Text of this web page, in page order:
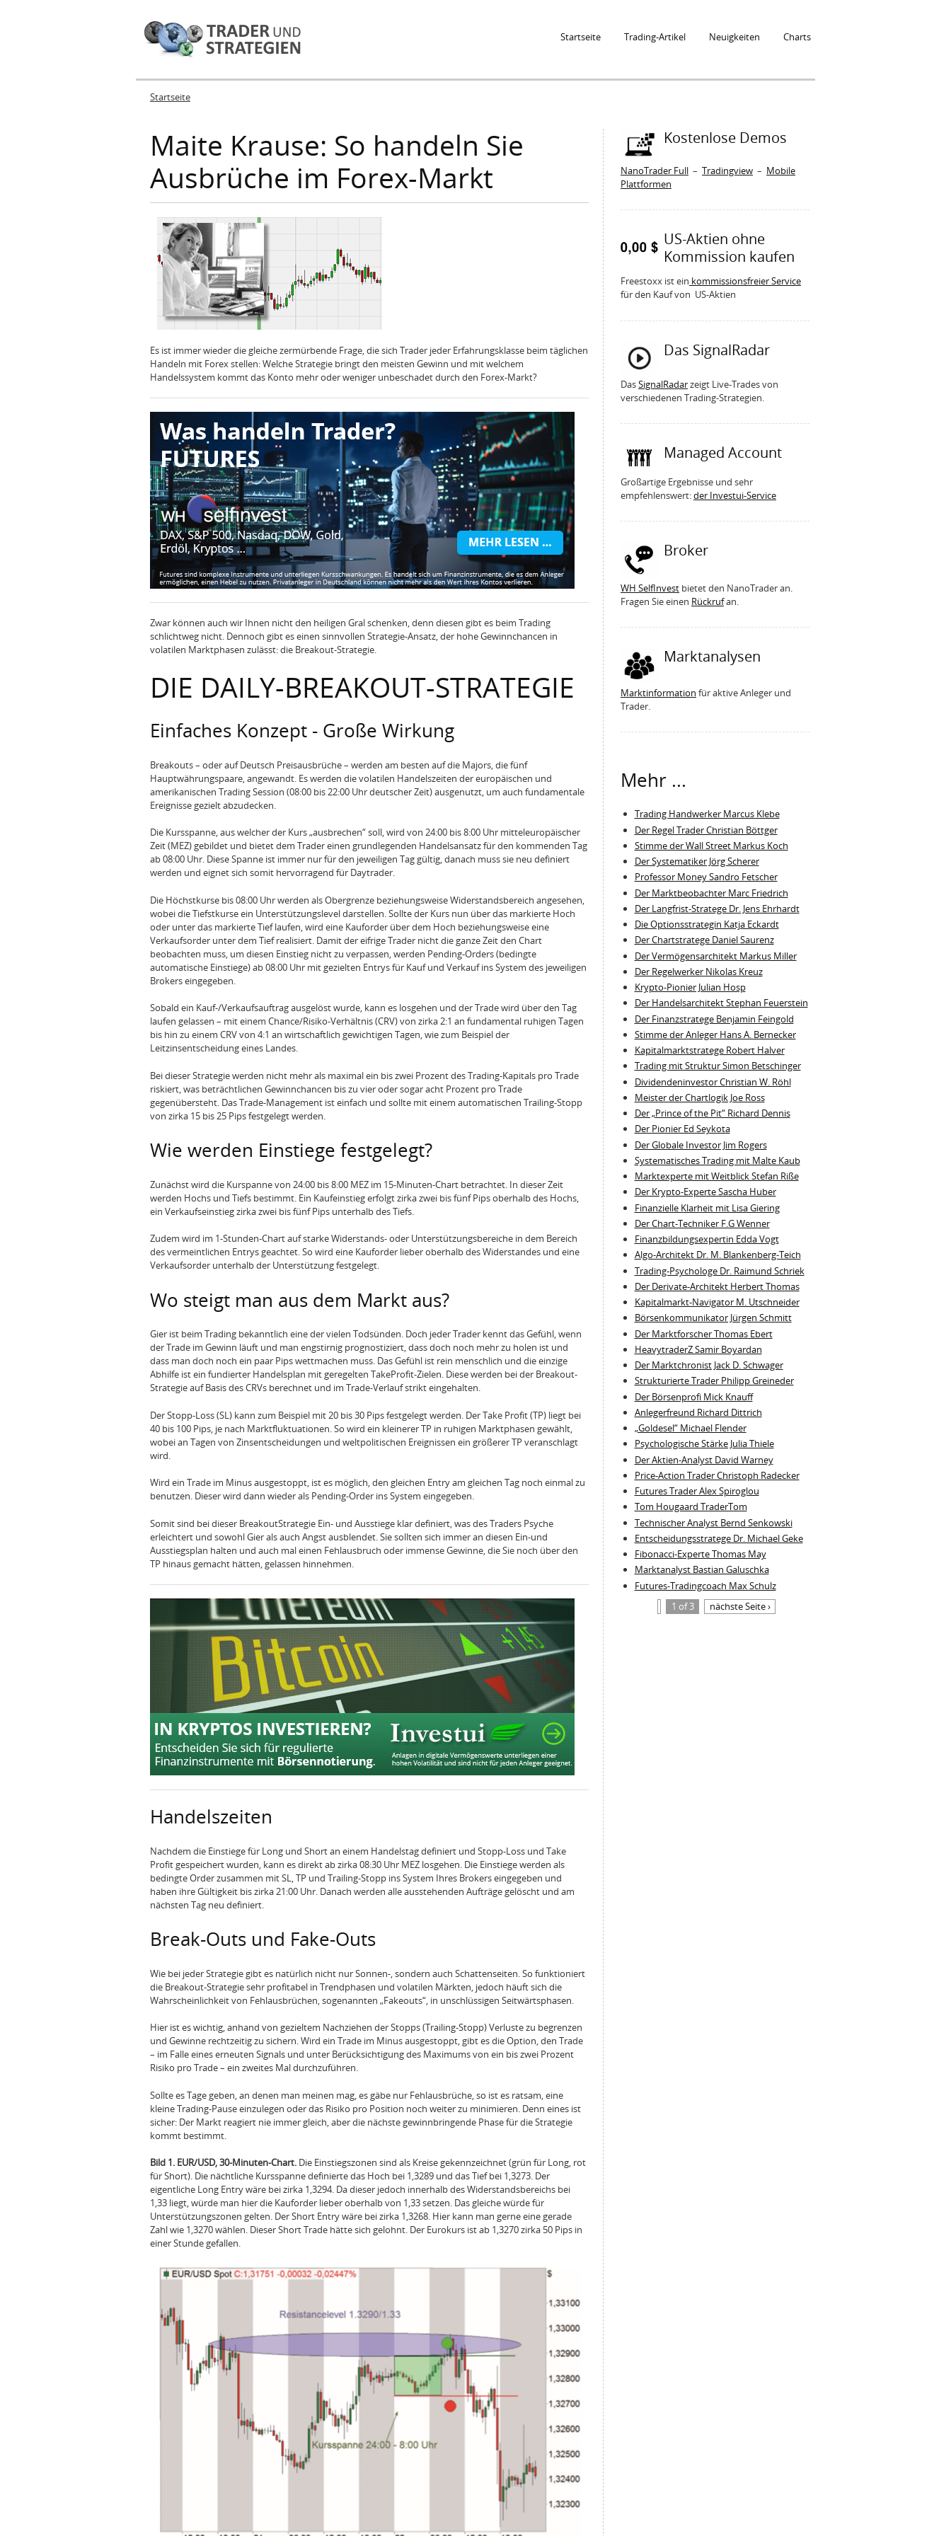
Startseite Trading-Artikel Neuigkeiten Charts
Sie sind hier
Startseite
Maite Krause: So handeln Sie
Ausbrüche im Forex-Markt
Es ist immer wieder die gleiche zermürbende Frage, die sich Trader jeder Erfahrungsklasse beim täglichen
Handeln mit Forex stellen: Welche Strategie bringt den meisten Gewinn und mit welchem
Handelssystem kommt das Konto mehr oder weniger unbeschadet durch den Forex-Markt?
Zwar können auch wir Ihnen nicht den heiligen Gral schenken, denn diesen gibt es beim Trading
schlichtweg nicht. Dennoch gibt es einen sinnvollen Strategie-Ansatz, der hohe Gewinnchancen in
volatilen Marktphasen zulässt: die Breakout-Strategie.
DIE DAILY-BREAKOUT-STRATEGIE
Einfaches Konzept - Große Wirkung
Breakouts – oder auf Deutsch Preisausbrüche – werden am besten auf die Majors, die fünf
Hauptwährungspaare, angewandt. Es werden die volatilen Handelszeiten der europäischen und
amerikanischen Trading Session (08:00 bis 22:00 Uhr deutscher Zeit) ausgenutzt, um auch fundamentale
Ereignisse gezielt abzudecken.
Die Kursspanne, aus welcher der Kurs „ausbrechen“ soll, wird von 24:00 bis 8:00 Uhr mitteleuropäischer
Zeit (MEZ) gebildet und bietet dem Trader einen grundlegenden Handelsansatz für den kommenden Tag
ab 08:00 Uhr. Diese Spanne ist immer nur für den jeweiligen Tag gültig, danach muss sie neu definiert
werden und eignet sich somit hervorragend für Daytrader.
Die Höchstkurse bis 08:00 Uhr werden als Obergrenze beziehungsweise Widerstandsbereich angesehen,
wobei die Tiefstkurse ein Unterstützungslevel darstellen. Sollte der Kurs nun über das markierte Hoch
oder unter das markierte Tief laufen, wird eine Kauforder über dem Hoch beziehungsweise eine
Verkaufsorder unter dem Tief realisiert. Damit der eifrige Trader nicht die ganze Zeit den Chart
beobachten muss, um diesen Einstieg nicht zu verpassen, werden Pending-Orders (bedingte
automatische Einstiege) ab 08:00 Uhr mit gezielten Entrys für Kauf und Verkauf ins System des jeweiligen
Brokers eingegeben.
Sobald ein Kauf-/Verkaufsauftrag ausgelöst wurde, kann es losgehen und der Trade wird über den Tag
laufen gelassen – mit einem Chance/Risiko-Verhältnis (CRV) von zirka 2:1 an fundamental ruhigen Tagen
bis hin zu einem CRV von 4:1 an wirtschaftlich gewichtigen Tagen, wie zum Beispiel der
Leitzinsentscheidung eines Landes.
Bei dieser Strategie werden nicht mehr als maximal ein bis zwei Prozent des Trading-Kapitals pro Trade
riskiert, was beträchtlichen Gewinnchancen bis zu vier oder sogar acht Prozent pro Trade
gegenübersteht. Das Trade-Management ist einfach und sollte mit einem automatischen Trailing-Stopp
von zirka 15 bis 25 Pips festgelegt werden.
Wie werden Einstiege festgelegt?
Zunächst wird die Kurspanne von 24:00 bis 8:00 MEZ im 15-Minuten-Chart betrachtet. In dieser Zeit
werden Hochs und Tiefs bestimmt. Ein Kaufeinstieg erfolgt zirka zwei bis fünf Pips oberhalb des Hochs,
ein Verkaufseinstieg zirka zwei bis fünf Pips unterhalb des Tiefs.
Zudem wird im 1-Stunden-Chart auf starke Widerstands- oder Unterstützungsbereiche in dem Bereich
des vermeintlichen Entrys geachtet. So wird eine Kauforder lieber oberhalb des Widerstandes und eine
Verkaufsorder unterhalb der Unterstützung festgelegt.
Wo steigt man aus dem Markt aus?
Gier ist beim Trading bekanntlich eine der vielen Todsünden. Doch jeder Trader kennt das Gefühl, wenn
der Trade im Gewinn läuft und man engstirnig prognostiziert, dass doch noch mehr zu holen ist und
dass man doch noch ein paar Pips wettmachen muss. Das Gefühl ist rein menschlich und die einzige
Abhilfe ist ein fundierter Handelsplan mit geregelten TakeProfit-Zielen. Diese werden bei der Breakout-
Strategie auf Basis des CRVs berechnet und im Trade-Verlauf strikt eingehalten.
Der Stopp-Loss (SL) kann zum Beispiel mit 20 bis 30 Pips festgelegt werden. Der Take Profit (TP) liegt bei
40 bis 100 Pips, je nach Marktfluktuationen. So wird ein kleinerer TP in ruhigen Marktphasen gewählt,
wobei an Tagen von Zinsentscheidungen und weltpolitischen Ereignissen ein größerer TP veranschlagt
wird.
Wird ein Trade im Minus ausgestoppt, ist es möglich, den gleichen Entry am gleichen Tag noch einmal zu
benutzen. Dieser wird dann wieder als Pending-Order ins System eingegeben.
Somit sind bei dieser BreakoutStrategie Ein- und Ausstiege klar definiert, was des Traders Psyche
erleichtert und sowohl Gier als auch Angst ausblendet. Sie sollten sich immer an diesen Ein-und
Ausstiegsplan halten und auch mal einen Fehlausbruch oder immense Gewinne, die Sie noch über den
TP hinaus gemacht hätten, gelassen hinnehmen.
Handelszeiten
Nachdem die Einstiege für Long und Short an einem Handelstag definiert und Stopp-Loss und Take
Profit gespeichert wurden, kann es direkt ab zirka 08:30 Uhr MEZ losgehen. Die Einstiege werden als
bedingte Order zusammen mit SL, TP und Trailing-Stopp ins System Ihres Brokers eingegeben und
haben ihre Gültigkeit bis zirka 21:00 Uhr. Danach werden alle ausstehenden Aufträge gelöscht und am
nächsten Tag neu definiert.
Break-Outs und Fake-Outs
Wie bei jeder Strategie gibt es natürlich nicht nur Sonnen-, sondern auch Schattenseiten. So funktioniert
die Breakout-Strategie sehr profitabel in Trendphasen und volatilen Märkten, jedoch häuft sich die
Wahrscheinlichkeit von Fehlausbrüchen, sogenannten „Fakeouts“, in unschlüssigen Seitwärtsphasen.
Hier ist es wichtig, anhand von gezieltem Nachziehen der Stopps (Trailing-Stopp) Verluste zu begrenzen
und Gewinne rechtzeitig zu sichern. Wird ein Trade im Minus ausgestoppt, gibt es die Option, den Trade
– im Falle eines erneuten Signals und unter Berücksichtigung des Maximums von ein bis zwei Prozent
Risiko pro Trade – ein zweites Mal durchzuführen.
Sollte es Tage geben, an denen man meinen mag, es gäbe nur Fehlausbrüche, so ist es ratsam, eine
kleine Trading-Pause einzulegen oder das Risiko pro Position noch weiter zu minimieren. Denn eines ist
sicher: Der Markt reagiert nie immer gleich, aber die nächste gewinnbringende Phase für die Strategie
kommt bestimmt.
Bild 1. EUR/USD, 30-Minuten-Chart. Die Einstiegszonen sind als Kreise gekennzeichnet (grün für Long, rot
für Short). Die nächtliche Kursspanne definierte das Hoch bei 1,3289 und das Tief bei 1,3273. Der
eigentliche Long Entry wäre bei zirka 1,3294. Da dieser jedoch innerhalb des Widerstandsbereichs bei
1,33 liegt, würde man hier die Kauforder lieber oberhalb von 1,33 setzen. Das gleiche würde für
Unterstützungszonen gelten. Der Short Entry wäre bei zirka 1,3268. Hier kann man gerne eine gerade
Zahl wie 1,3270 wählen. Dieser Short Trade hätte sich gelohnt. Der Eurokurs ist ab 1,3270 zirka 50 Pips in
einer Stunde gefallen.
Kostenlose Demos
NanoTrader Full – Tradingview – Mobile
Plattformen
US-Aktien ohne
Kommission kaufen
Freestoxx ist ein kommissionsfreier Service
für den Kauf von US-Aktien
Das SignalRadar
DasSignalRadarzeigt Live-Trades von
verschiedenen Trading-Strategien.
Managed Account
Großartige Ergebnisse und sehr
empfehlenswert:der Investui-Service
Broker
WH SelfInvest bietet den NanoTrader an.
Fragen Sie einen Rückrufan.
Marktanalysen
Marktinformation für aktive Anleger und
Trader.
Mehr ...
Trading Handwerker Marcus Klebe
Der Regel Trader Christian Böttger
Stimme der Wall Street Markus Koch
Der Systematiker Jörg Scherer
Professor Money Sandro Fetscher
Der Marktbeobachter Marc Friedrich
Der Langfrist-Stratege Dr. Jens Ehrhardt
Die Optionsstrategin Katja Eckardt
Der Chartstratege Daniel Saurenz
Der Vermögensarchitekt Markus Miller
Der Regelwerker Nikolas Kreuz
Krypto-Pionier Julian Hosp
Der Handelsarchitekt Stephan Feuerstein
Der Finanzstratege Benjamin Feingold
Stimme der Anleger Hans A. Bernecker
Kapitalmarktstratege Robert Halver
Trading mit Struktur Simon Betschinger
Dividendeninvestor Christian W. Röhl
Meister der Chartlogik Joe Ross
Der „Prince of the Pit“ Richard Dennis
Der Pionier Ed Seykota
Der Globale Investor Jim Rogers
Systematisches Trading mit Malte Kaub
Marktexperte mit Weitblick Stefan Riße
Der Krypto-Experte Sascha Huber
Finanzielle Klarheit mit Lisa Giering
Der Chart-Techniker F.G Wenner
Finanzbildungsexpertin Edda Vogt
Algo‑Architekt Dr. M. Blankenberg‑Teich
Trading-Psychologe Dr. Raimund Schriek
Der Derivate‑Architekt Herbert Thomas
Kapitalmarkt-Navigator M. Utschneider
Börsenkommunikator Jürgen Schmitt
Der Marktforscher Thomas Ebert
HeavytraderZ Samir Boyardan
Der Marktchronist Jack D. Schwager
Strukturierte Trader Philipp Greineder
Der Börsenprofi Mick Knauff
Anlegerfreund Richard Dittrich
„Goldesel“ Michael Flender
Psychologische Stärke Julia Thiele
Der Aktien-Analyst David Warney
Price-Action Trader Christoph Radecker
Futures Trader Alex Spiroglou
Tom Hougaard TraderTom
Technischer Analyst Bernd Senkowski
Entscheidungsstratege Dr. Michael Geke
Fibonacci-Experte Thomas May
Marktanalyst Bastian Galuschka
Futures-Tradingcoach Max Schulz
1 of 3
nächste Seite ›